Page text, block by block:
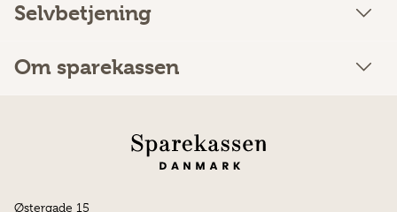
Selvbetjening
Om sparekassen
Østergade 15